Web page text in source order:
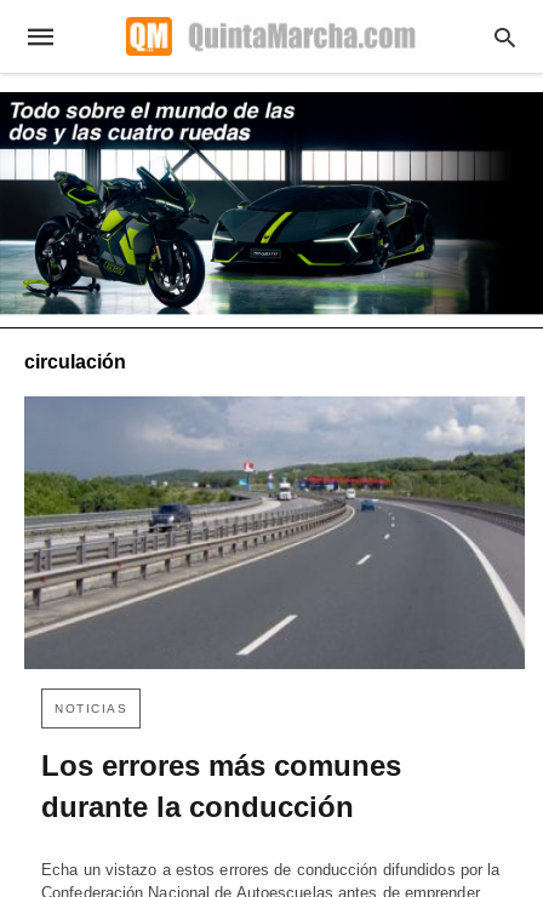
circulación
NOTICIAS
Los errores más comunes
durante la conducción
Echa un vistazo a estos errores de conducción difundidos por la
Confederación Nacional de Autoescuelas antes de emprender